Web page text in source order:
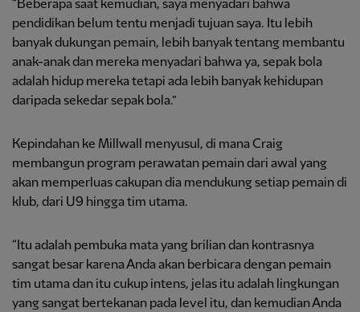
“Beberapa saat kemudian, saya menyadari bahwa
pendidikan belum tentu menjadi tujuan saya. Itu lebih
banyak dukungan pemain, lebih banyak tentang membantu
anak-anak dan mereka menyadari bahwa ya, sepak bola
adalah hidup mereka tetapi ada lebih banyak kehidupan
daripada sekedar sepak bola.”
Kepindahan ke Millwall menyusul, di mana Craig
membangun program perawatan pemain dari awal yang
akan memperluas cakupan dia mendukung setiap pemain di
klub, dari U9 hingga tim utama.
“Itu adalah pembuka mata yang brilian dan kontrasnya
sangat besar karena Anda akan berbicara dengan pemain
tim utama dan itu cukup intens, jelas itu adalah lingkungan
yang sangat bertekanan pada level itu, dan kemudian Anda